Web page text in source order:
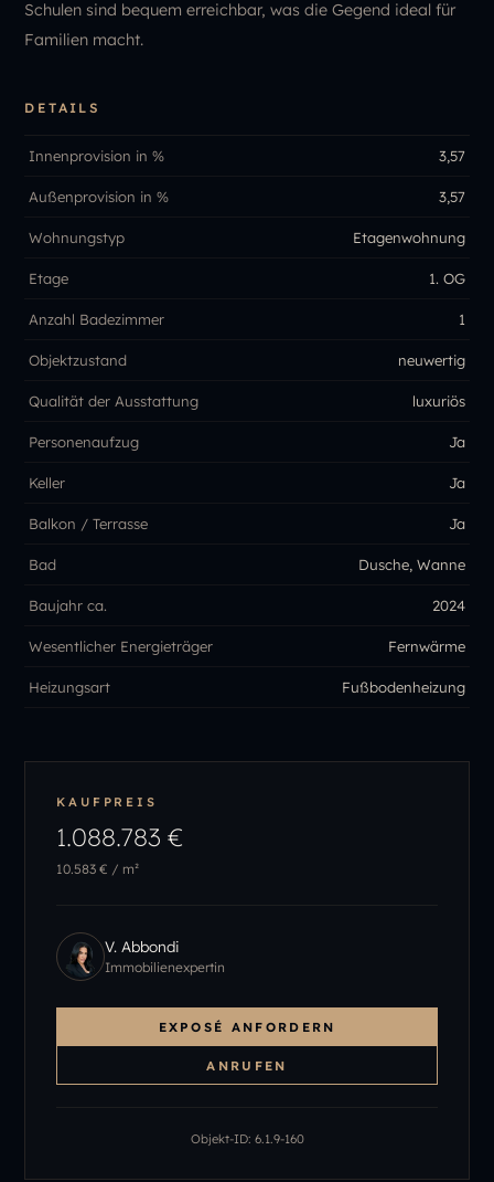
Schulen sind bequem erreichbar, was die Gegend ideal für
Familien macht.
DETAILS
Innenprovision in % 3,57
Außenprovision in % 3,57
Wohnungstyp Etagenwohnung
Etage 1. OG
Anzahl Badezimmer 1
Objektzustand neuwertig
Qualität der Ausstattung luxuriös
Personenaufzug Ja
Keller Ja
Balkon / Terrasse Ja
Bad Dusche, Wanne
Baujahr ca. 2024
Wesentlicher Energieträger Fernwärme
Heizungsart Fußbodenheizung
KAUFPREIS
1.088.783 €
10.583 € / m²
V. Abbondi
Immobilienexpertin
EXPOSÉ ANFORDERN
ANRUFEN
Objekt-ID: 6.1.9-160